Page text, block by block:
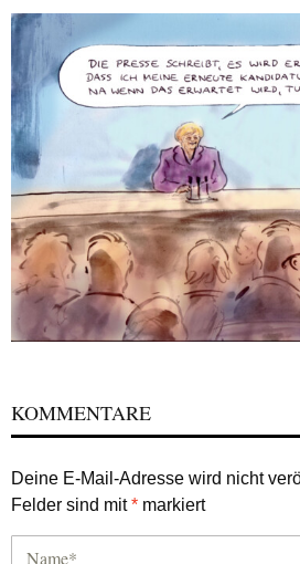
KOMMENTARE
Deine E-Mail-Adresse wird nicht
Felder sind mit* markiert